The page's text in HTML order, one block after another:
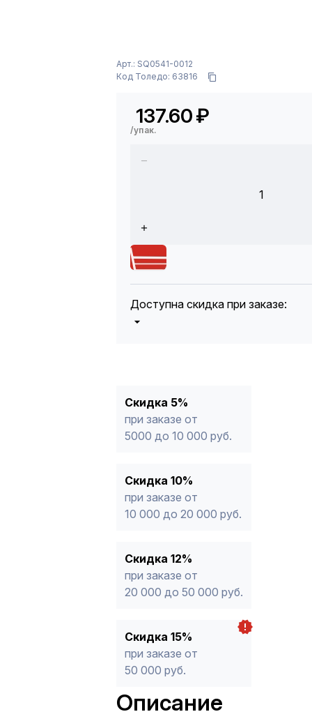
Арт.: SQ0541-0012
Код Толедо: 63816
137.60₽
/упак.
1
Доступна скидка при заказе:
* -Для заказов, состоящих
продукции, максимальная скидка
Скидка 5%
при заказе от
5000 до 10 000 руб.
Скидка 10%
при заказе от
10 000 до 20 000 руб.
Скидка 12%
при заказе от
20 000 до 50 000 руб.
Скидка 15%
при заказе от
50 000 руб.
Описание